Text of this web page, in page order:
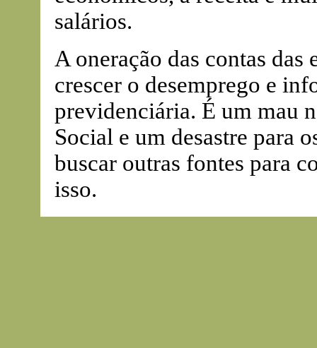
salários.
A oneração das contas das
crescer o desemprego e
previdenciária. É um mau
Social e um desastre para
buscar outras fontes para
isso.